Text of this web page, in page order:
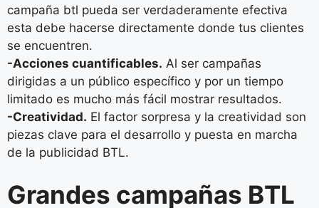
campaña btl pueda ser verdaderamente efectiva
esta debe hacerse directamente donde tus clientes
se encuentren.
-Acciones cuantificables. Al ser campañas
dirigidas a un público específico y por un tiempo
limitado es mucho más fácil mostrar resultados.
-Creatividad. El factor sorpresa y la creatividad son
piezas clave para el desarrollo y puesta en marcha
de la publicidad BTL.
Grandes campañas BTL